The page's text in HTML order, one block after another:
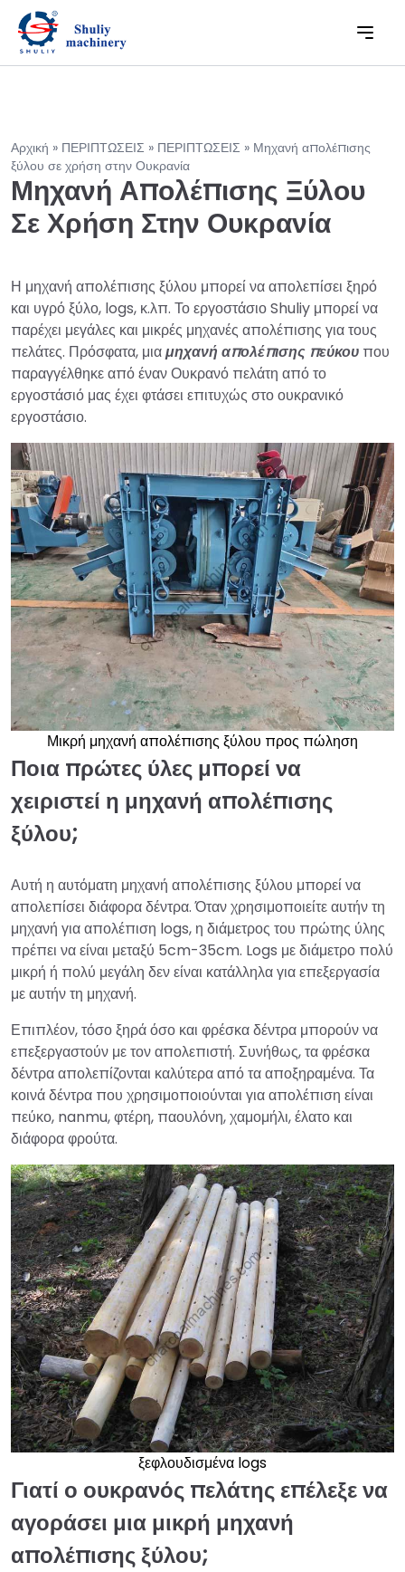
Αρχική » ΠΕΡΙΠΤΩΣΕΙΣ » ΠΕΡΙΠΤΩΣΕΙΣ » Μηχανή απολέπισης
ξύλου σε χρήση στην Ουκρανία
Μηχανή Απολέπισης Ξύλου
Σε Χρήση Στην Ουκρανία
Η μηχανή απολέπισης ξύλου μπορεί να απολεπίσει ξηρό
και υγρό ξύλο, logs, κ.λπ. Το εργοστάσιο Shuliy μπορεί να
παρέχει μεγάλες και μικρές μηχανές απολέπισης για τους
πελάτες. Πρόσφατα, μιαμηχανή απολέπισης πεύκου που
παραγγέλθηκε από έναν Ουκρανό πελάτη από το
εργοστάσιό μας έχει φτάσει επιτυχώς στο ουκρανικό
εργοστάσιο.
Μικρή μηχανή απολέπισης ξύλου προς πώληση
Ποια πρώτες ύλες μπορεί να
χειριστεί η μηχανή απολέπισης
ξύλου;
Αυτή η αυτόματη μηχανή απολέπισης ξύλου μπορεί να
απολεπίσει διάφορα δέντρα. Όταν χρησιμοποιείτε αυτήν τη
μηχανή για απολέπιση logs, η διάμετρος του πρώτης ύλης
πρέπει να είναι μεταξύ 5cm-35cm. Logs με διάμετρο πολύ
μικρή ή πολύ μεγάλη δεν είναι κατάλληλα για επεξεργασία
με αυτήν τη μηχανή.
Επιπλέον, τόσο ξηρά όσο και φρέσκα δέντρα μπορούν να
επεξεργαστούν με τον απολεπιστή. Συνήθως, τα φρέσκα
δέντρα απολεπίζονται καλύτερα από τα αποξηραμένα. Τα
κοινά δέντρα που χρησιμοποιούνται για απολέπιση είναι
πεύκο, nanmu, φτέρη, παουλόνη, χαμομήλι, έλατο και
διάφορα φρούτα.
ξεφλουδισμένα logs
Γιατί ο ουκρανός πελάτης επέλεξε να
αγοράσει μια μικρή μηχανή
απολέπισης ξύλου;